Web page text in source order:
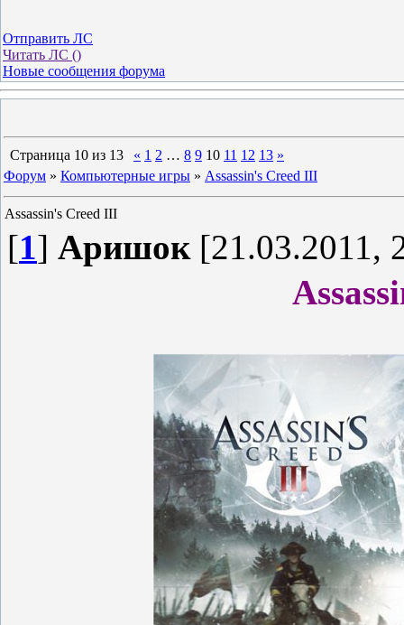
Отправить ЛС
Читать ЛС ()
Новые сообщения форума
Страница 10 из 13 « 1 2 … 8 9 10 11 12 13 »
Форум » Компьютерные игры » Assassin's Creed III
Assassin's Creed III
[1] Аришок[21.03.2011,